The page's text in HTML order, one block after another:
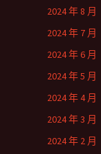
2024 年 8 月
2024 年 7 月
2024 年 6 月
2024 年 5 月
2024 年 4 月
2024 年 3 月
2024 年 2 月